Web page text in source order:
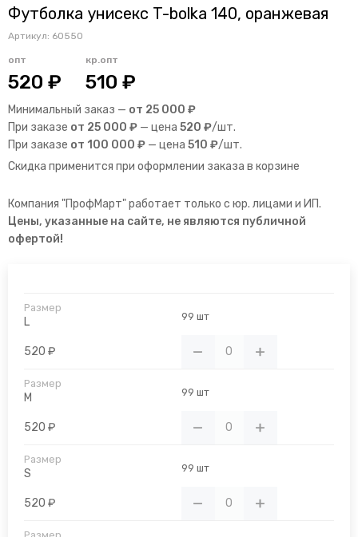
Футболка унисекс T-bolka 140, оранжевая
Артикул: 60550
опт
520 ₽
кр.опт
510 ₽
Минимальный заказ — от 25 000 ₽
При заказе от 25 000 ₽ — цена 520 ₽/шт.
При заказе от 100 000 ₽ — цена 510 ₽/шт.
Скидка применится при оформлении заказа в корзине
Компания "ПрофМарт" работает только с юр. лицами и ИП.
Цены, указанные на сайте, не являются публичной
офертой!
L 99 шт
520 ₽
M 99 шт
520 ₽
S 99 шт
520 ₽